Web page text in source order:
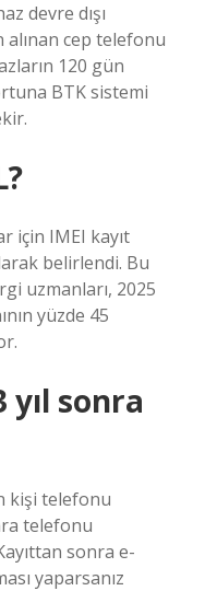
devre dışı
alınan cep telefonu
120 gün
BTK sistemi
için IMEI kayıt
belirlendi. Bu
uzmanları, 2025
yüzde 45
yıl sonra
kişi telefonu
telefonu
sonra e-
yaparsanız